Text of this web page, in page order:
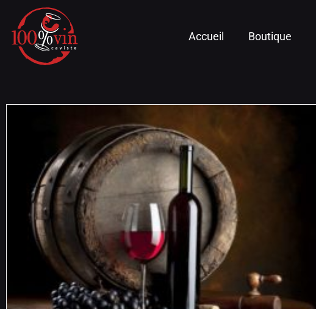
Accueil Boutique